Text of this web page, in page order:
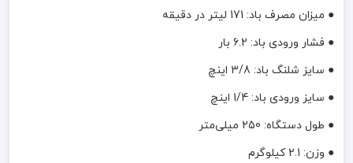
● میزان مصرف باد: 171 لیتر در دقیقه
● فشار ورودی باد: 6.2 بار
● سایز شلنگ باد: 3/8 اینچ
● سایز ورودی باد: 1/4 اینچ
● طول دستگاه: 250 میلی‌متر
● وزن: 2.1 کیلوگرم